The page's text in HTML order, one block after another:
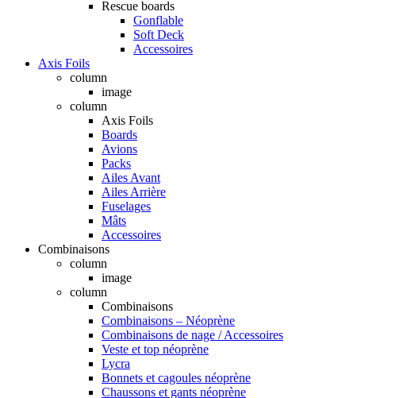
Rescue boards
Gonflable
Soft Deck
Accessoires
Axis Foils
column
image
column
Axis Foils
Boards
Avions
Packs
Ailes Avant
Ailes Arrière
Fuselages
Mâts
Accessoires
Combinaisons
column
image
column
Combinaisons
Combinaisons – Néoprène
Combinaisons de nage / Accessoires
Veste et top néoprène
Lycra
Bonnets et cagoules néoprène
Chaussons et gants néoprène